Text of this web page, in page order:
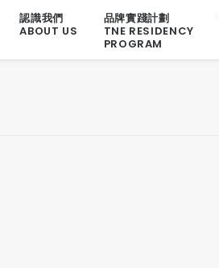
認識我們
ABOUT US
品牌實踐計劃
TNE RESIDENCY
PROGRAM